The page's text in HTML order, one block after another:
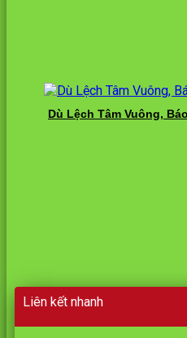
Dù Lệch Tâm Vuông,
Liên kết nhanh